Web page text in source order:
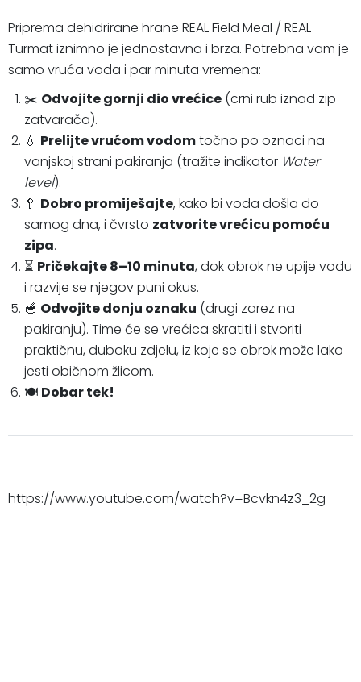
Priprema dehidrirane hrane REAL Field Meal / REAL
Turmat iznimno je jednostavna i brza. Potrebna vam je
samo vruća voda i par minuta vremena:
✂️ Odvojite gornji dio vrećice (crni rub iznad zip-
zatvarača).
💧 Prelijte vrućom vodomtočno po oznaci na
vanjskoj strani pakiranja (tražite indikator Water
level).
🥄 Dobro promiješajte, kako bi voda došla do
samog dna, i čvrsto zatvorite vrećicu pomoću
zipa.
⏳ Pričekajte 8–10 minuta, dok obrok ne upije vodu
i razvije se njegov puni okus.
🥣 Odvojite donju oznaku (drugi zarez na
pakiranju). Time će se vrećica skratiti i stvoriti
praktičnu, duboku zdjelu, iz koje se obrok može lako
jesti običnom žlicom.
🍽️ Dobar tek!
https://www.youtube.com/watch?v=Bcvkn4z3_2g